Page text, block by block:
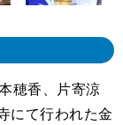
穂香、片寄涼
にて行われた金